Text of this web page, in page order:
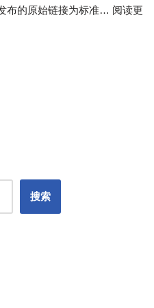
布的原始链接为标准… 阅读更
搜索